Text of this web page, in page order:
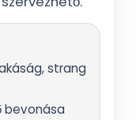
strang
bevonása